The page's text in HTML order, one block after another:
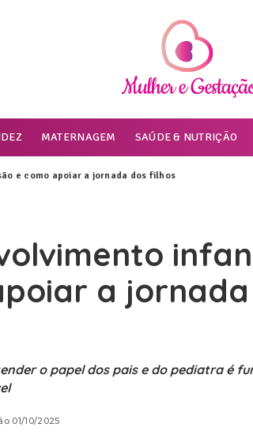
MATERNAGEM SAÚDE & NUTRIÇÃO
e como apoiar a jornada dos filhos
a
o papel dos pais e do pediatra é
01/10/2025